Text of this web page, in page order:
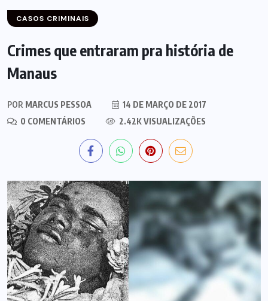
CASOS CRIMINAIS
Crimes que entraram pra história de
Manaus
POR MARCUS PESSOA
14 DE MARÇO DE 2017
0 COMENTÁRIOS
2.42K VISUALIZAÇÕES